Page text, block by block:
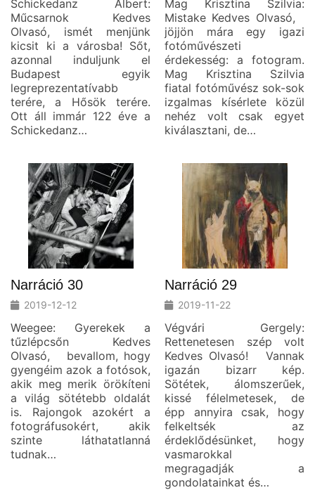
Schickedanz Albert:
Műcsarnok Kedves
Olvasó, ismét menjünk
kicsit ki a városba! Sőt,
azonnal induljunk el
Budapest egyik
legreprezentatívabb
terére, a Hősök terére.
Ott áll immár 122 éve a
Schickedanz…
Mag Krisztina Szilvia:
Mistake Kedves Olvasó,
jöjjön mára egy igazi
fotóművészeti
érdekesség: a fotogram.
Mag Krisztina Szilvia
fiatal fotóművész sok-sok
izgalmas kísérlete közül
nehéz volt csak egyet
kiválasztani, de…
Narráció 30
2019-12-12
Weegee: Gyerekek a
tűzlépcsőn Kedves
Olvasó, bevallom, hogy
gyengéim azok a fotósok,
akik meg merik örökíteni
a világ sötétebb oldalát
is. Rajongok azokért a
fotográfusokért, akik
szinte láthatatlanná
tudnak…
Narráció 29
2019-11-22
Végvári Gergely:
Rettenetesen szép volt
Kedves Olvasó! Vannak
igazán bizarr kép.
Sötétek, álomszerűek,
kissé félelmetesek, de
épp annyira csak, hogy
felkeltsék az
érdeklődésünket, hogy
vasmarokkal
megragadják a
gondolatainkat és…